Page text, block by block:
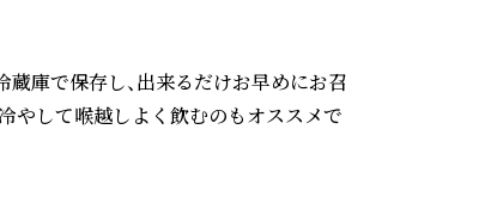
庫で保存し、出来るだけお早めにお召
やして喉越しよく飲むのもオススメで